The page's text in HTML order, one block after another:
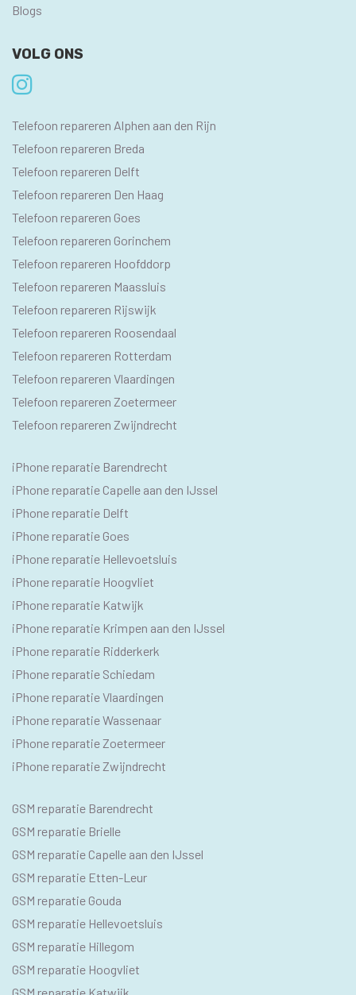
Blogs
VOLG ONS
SEO
PAGINA'S
Telefoon repareren Alphen aan den Rijn
Telefoon repareren Breda
Telefoon repareren Delft
Telefoon repareren Den Haag
Telefoon repareren Goes
Telefoon repareren Gorinchem
Telefoon repareren Hoofddorp
Telefoon repareren Maassluis
Telefoon repareren Rijswijk
Telefoon repareren Roosendaal
Telefoon repareren Rotterdam
Telefoon repareren Vlaardingen
Telefoon repareren Zoetermeer
Telefoon repareren Zwijndrecht
IPHONE
SEO
TEKSTEN
iPhone reparatie Barendrecht
iPhone reparatie Capelle aan den IJssel
iPhone reparatie Delft
iPhone reparatie Goes
iPhone reparatie Hellevoetsluis
iPhone reparatie Hoogvliet
iPhone reparatie Katwijk
iPhone reparatie Krimpen aan den IJssel
iPhone reparatie Ridderkerk
iPhone reparatie Schiedam
iPhone reparatie Vlaardingen
iPhone reparatie Wassenaar
iPhone reparatie Zoetermeer
iPhone reparatie Zwijndrecht
SEO
GSM
GSM reparatie Barendrecht
GSM reparatie Brielle
GSM reparatie Capelle aan den IJssel
GSM reparatie Etten-Leur
GSM reparatie Gouda
GSM reparatie Hellevoetsluis
GSM reparatie Hillegom
GSM reparatie Hoogvliet